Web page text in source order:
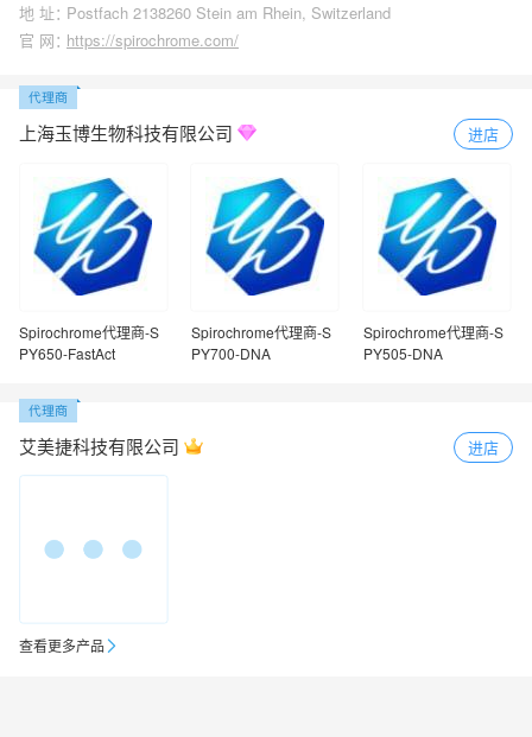
地 址：Postfach 2138260 Stein am Rhein, Switzerland
官 网：https://spirochrome.com/
上海玉博生物科技有限公司 进店
Spirochrome代理商-S
PY650-FastAct
Spirochrome代理商-S
PY700-DNA
Spirochrome代理商-S
PY505-DNA
艾美捷科技有限公司 进店
查看更多产品